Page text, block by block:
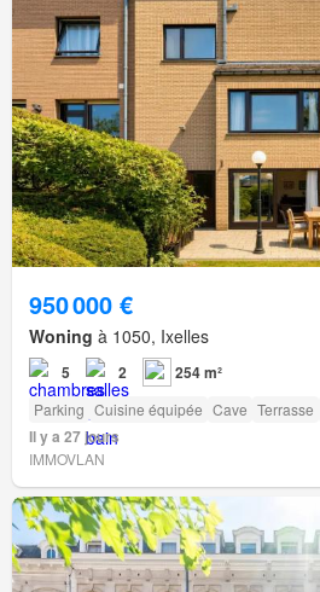
950 000 €
Woning à 1050, Ixelles
5 2 254 m²
Parking Cuisine équipée Cave Terrasse
Il y a 27 jours
IMMOVLAN